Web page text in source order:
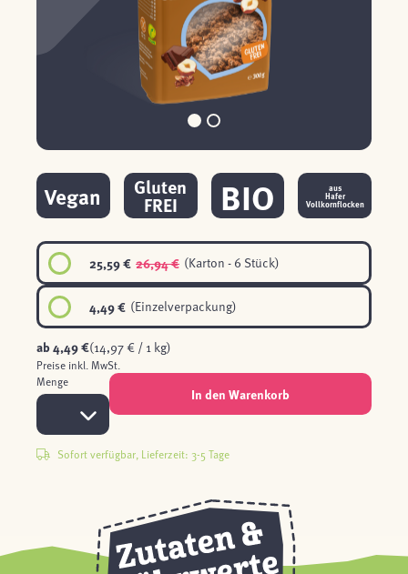
Vegan Gluten
FREI BIO aus
Hafer
Vollkornflocken
25,59 € 26,94 € (Karton - 6 Stück)
4,49 € (Einzelverpackung)
ab4,49 €(14,97 € / 1 kg)
Preise inkl. MwSt.
Menge
In den Warenkorb
Sofort verfügbar, Lieferzeit: 3-5 Tage